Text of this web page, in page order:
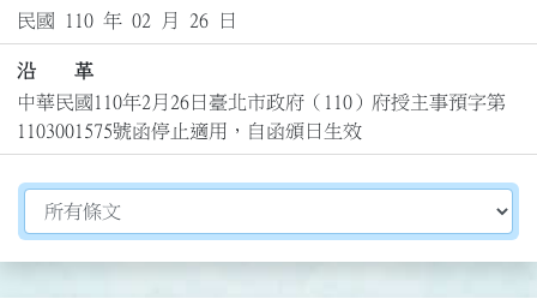
民國 110 年 02 月 26 日
沿 革
中華民國110年2月26日臺北市政府（110）府授主事預字第
1103001575號函停止適用，自函頒日生效
切換選擇法規資訊內容